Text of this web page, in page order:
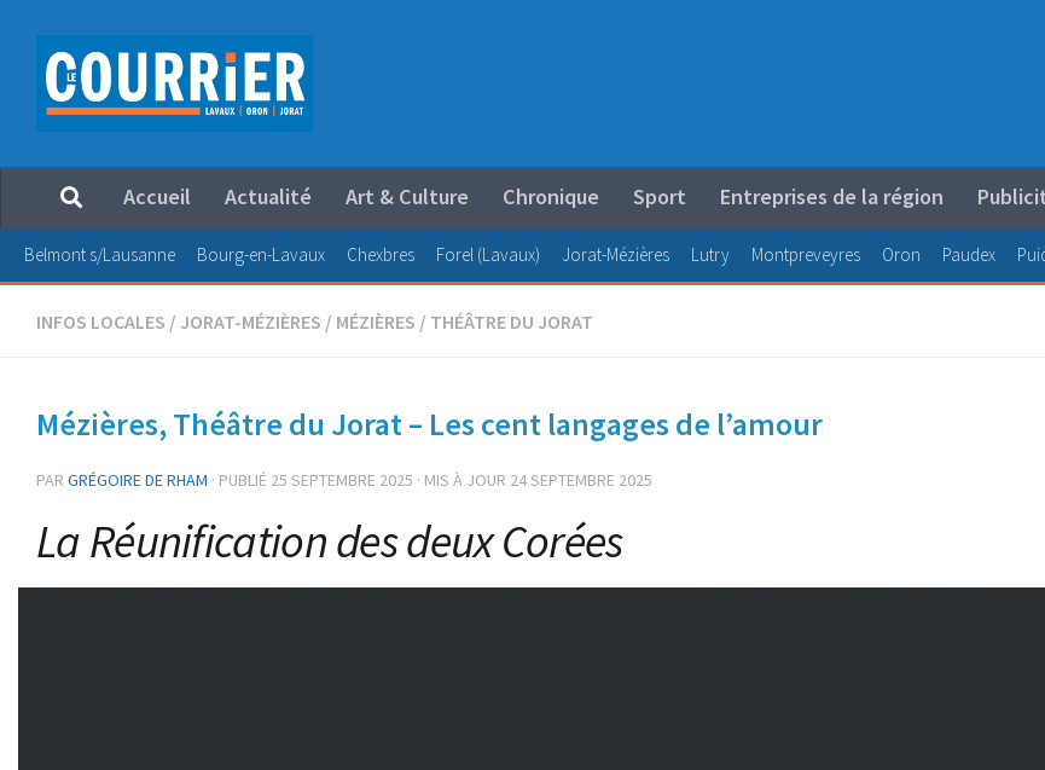
Au dessous du contenu
Accueil Actualité Art & Culture Chronique Sport Entreprises de la région
Belmont s/Lausanne Bourg-en-Lavaux Chexbres Forel (Lavaux) Jorat-Mézières Lutry Montpreveyres Oron Paudex
INFOS LOCALES / JORAT-MÉZIÈRES / MÉZIÈRES / THÉÂTRE DU JORAT
Mézières, Théâtre du Jorat – Les cent langages de l’amour
PAR GRÉGOIRE DE RHAM · PUBLIÉ 25 SEPTEMBRE 2025 · MIS À JOUR 24 SEPTEMBRE 2025
La Réunification des deux Corées